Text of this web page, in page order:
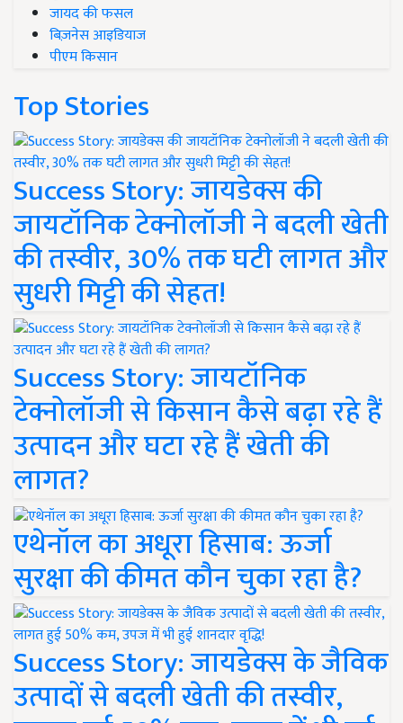
जायद की फसल
बिज़नेस आइडियाज
पीएम किसान
Top Stories
Success Story: जायडेक्स की
जायटॉनिक टेक्नोलॉजी ने बदली खेती
की तस्वीर, 30% तक घटी लागत और
सुधरी मिट्टी की सेहत!
Success Story: जायटॉनिक
टेक्नोलॉजी से किसान कैसे बढ़ा रहे हैं
उत्पादन और घटा रहे हैं खेती की
लागत?
एथेनॉल का अधूरा हिसाब: ऊर्जा
सुरक्षा की कीमत कौन चुका रहा है?
Success Story: जायडेक्स के जैविक
उत्पादों से बदली खेती की तस्वीर,